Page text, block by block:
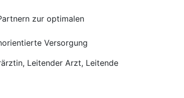
zur optimalen
Versorgung
Leitender Arzt, Leitende